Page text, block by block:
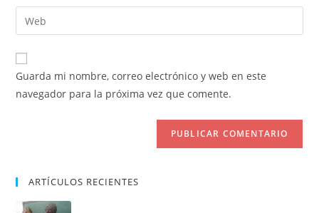
de
usuario
para
comentar
dirección
de
electrónico
para
comentar
Introduce
la
URL
de
Guarda mi nombre, correo electrónico y web en este
navegador para la próxima vez que comente.
ARTÍCULOS RECIENTES